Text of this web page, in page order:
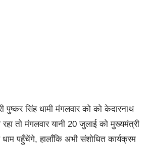
सिंह धामी मंगलवार को को केदारनाथ
तो मंगलवार यानी 20 जुलाई को मुख्यमंत्री
पहुँचेंगे, हालाँकि अभी संशोधित कार्यक्रम